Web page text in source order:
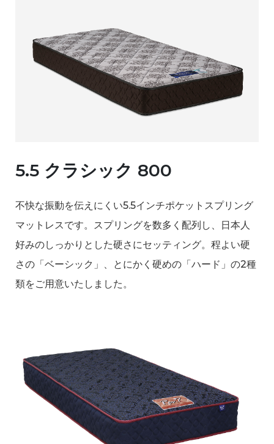
5.5 クラシック 800
不快な振動を伝えにくい5.5インチポケットスプリング
マットレスです。スプリングを数多く配列し、日本人
好みのしっかりとした硬さにセッティング。程よい硬
さの「ベーシック」、とにかく硬めの「ハード」の2種
類をご用意いたしました。